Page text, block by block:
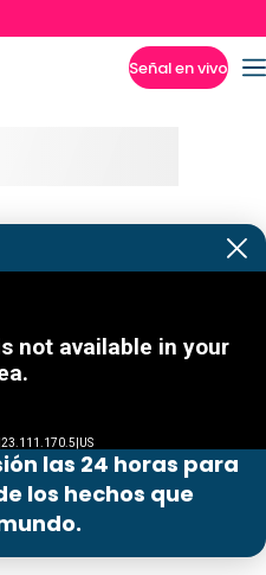
Señal en vivo
las 24 horas para
los hechos que